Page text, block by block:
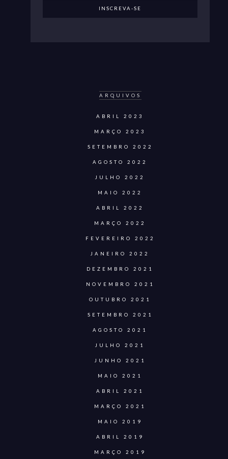
ARQUIVOS
ABRIL 2023
MARÇO 2023
SETEMBRO 2022
AGOSTO 2022
JULHO 2022
MAIO 2022
ABRIL 2022
MARÇO 2022
FEVEREIRO 2022
JANEIRO 2022
DEZEMBRO 2021
NOVEMBRO 2021
OUTUBRO 2021
SETEMBRO 2021
AGOSTO 2021
JULHO 2021
JUNHO 2021
MAIO 2021
ABRIL 2021
MARÇO 2021
MAIO 2019
ABRIL 2019
MARÇO 2019